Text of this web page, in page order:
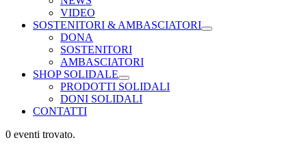
VIDEO
SOSTENITORI & AMBASCIATORI
DONA
SOSTENITORI
AMBASCIATORI
SHOP SOLIDALE
PRODOTTI SOLIDALI
DONI SOLIDALI
CONTATTI
0 eventi trovato.